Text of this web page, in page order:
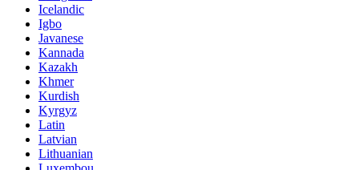
Icelandic
Igbo
Javanese
Kannada
Kazakh
Khmer
Kurdish
Kyrgyz
Latin
Latvian
Lithuanian